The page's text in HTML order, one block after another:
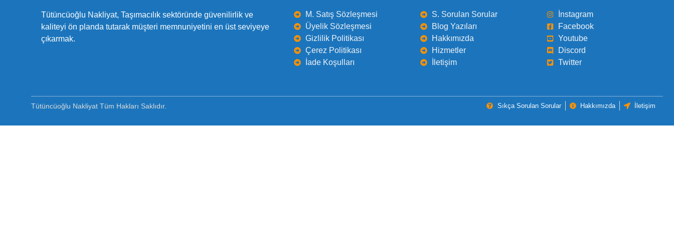
Tütüncüoğlu Nakliyat, Taşımacılık sektöründe güvenilirlik ve
kaliteyi ön planda tutarak müşteri memnuniyetini en üst seviyeye
çıkarmak.
M. Satış Sözleşmesi
Üyelik Sözleşmesi
Gizlilik Politikası
Çerez Politikası
İade Koşulları
S. Sorulan Sorular
Blog Yazıları
Hakkımızda
Hizmetler
İletişim
İnstagram
Facebook
Youtube
Discord
Twitter
Tütüncüoğlu Nakliyat Tüm Hakları Saklıdır. Sıkça Sorulan Sorular Hakkımızda İletişim